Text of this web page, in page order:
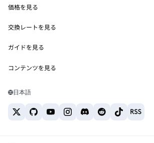
MetaMask Connect
Snaps
Web3サービス
セキュリティ
サポート
キャリア
お問い合わせ
価格を見る
イーサリアムの価格
Solanaの価格
Tetherの価格
交換レートを見る
ETH→USD
USDT→INR
BTC→INR
ETH→USDT
ガイドを見る
ETHの購入
USDTの購入
コンテンツを見る
Solanaウォレット
日本語